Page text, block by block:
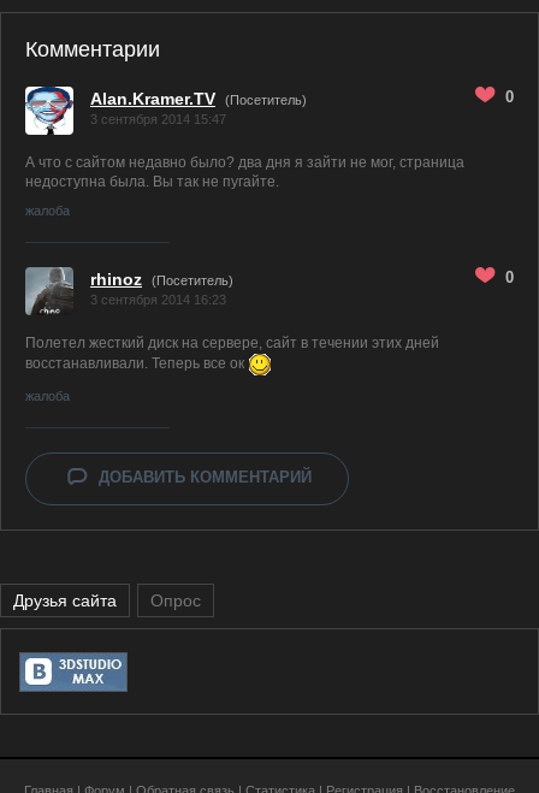
Комментарии
Alan.Kramer.TV
(Посетитель)
3 сентября 2014 15:47
0
А что с сайтом недавно было? два дня я зайти не мог, страница
недоступна была. Вы так не пугайте.
жалоба
rhinoz
(Посетитель)
3 сентября 2014 16:23
0
Полетел жесткий диск на сервере, сайт в течении этих дней
восстанавливали. Теперь все ок
жалоба
ДОБАВИТЬ КОММЕНТАРИЙ
Друзья сайта Опрос